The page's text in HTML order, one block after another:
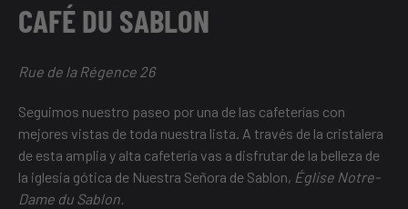
CAFÉ DU SABLON
Rue de la Régence 26
Seguimos nuestro paseo por una de las cafeterías con
mejores vistas de toda nuestra lista. A través de la cristalera
de esta amplia y alta cafetería vas a disfrutar de la belleza de
la iglesia gótica de Nuestra Señora de Sablon, Église Notre-
Dame du Sablon.